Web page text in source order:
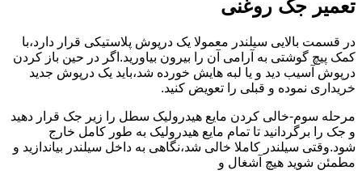
تعمیر جک روغنی
در قسمت بالایی سیلندر معمولا یک درپوش پلاستیکی قرار دارد،با
کمک پیچ گوشتی به آرامی آن را بیرون بیاورید.اگر در حین باز کردن
درپوش آسیب دید و یا لبه هایش خورده شد،باید یک درپوش جدید
خریداری نموده و قبلی را تعویض کنید.
مرحله سوم-خالی کردن مایع هیدرولیک سطل را زیر جک قرار دهید
و جک را برگردانید تا تمام مایع هیدرولیک به طور کامل خارج
شود.وقتی سیلندر کاملا خالی شد،نگاهی به داخل سیلندر بیاندازید و
مطمئن شوید هیچ آشغال و